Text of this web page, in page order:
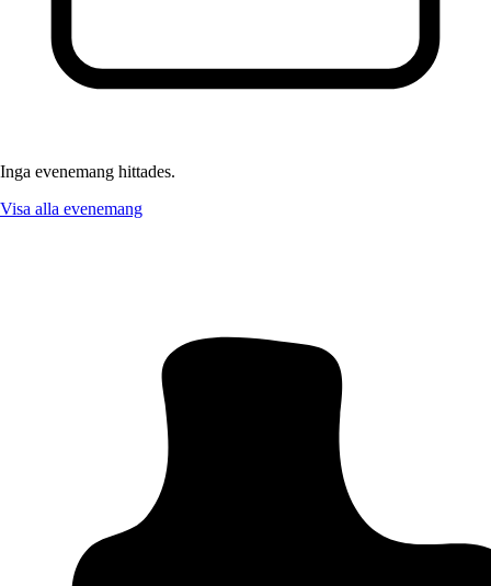
Inga evenemang hittades.
Visa alla evenemang